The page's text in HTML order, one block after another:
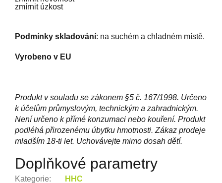
zmírnit úzkost
Podmínky skladování: na suchém a chladném místě.
Vyrobeno v EU
Produkt v souladu se zákonem §5 č. 167/1998. Určeno
k účelům průmyslovým, technickým a zahradnickým.
Není určeno k přímé konzumaci nebo kouření. Produkt
podléhá přirozenému úbytku hmotnosti. Zákaz prodeje
mladším 18-ti let. Uchovávejte mimo dosah dětí.
Doplňkové parametry
Kategorie:
HHC